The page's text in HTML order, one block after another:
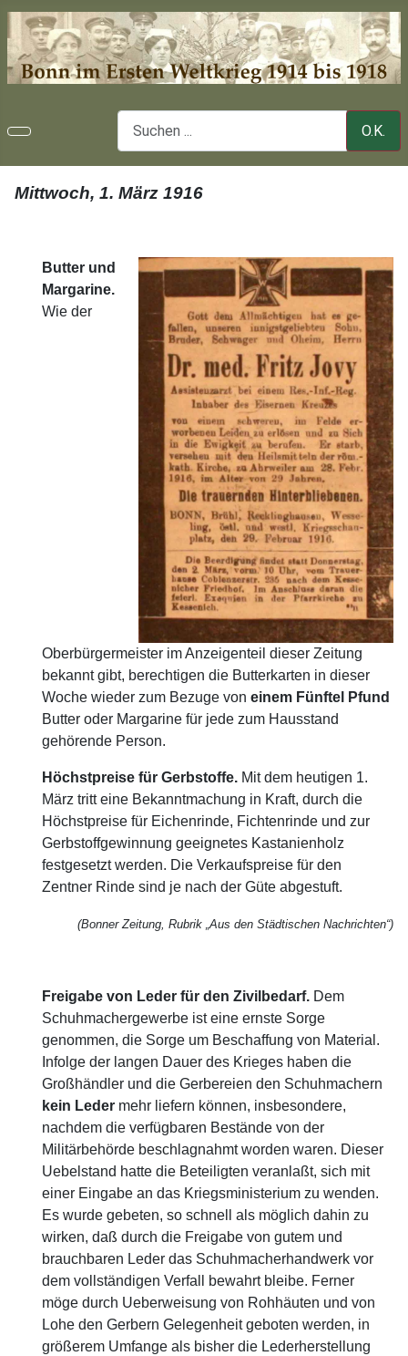
O.K.
Mittwoch, 1. März 1916
Butter und
Margarine.
Wie der
Oberbürgermeister im Anzeigenteil dieser Zeitung
bekannt gibt, berechtigen die Butterkarten in dieser
Woche wieder zum Bezuge von einem Fünftel Pfund
Butter oder Margarine für jede zum Hausstand
gehörende Person.
Höchstpreise für Gerbstoffe. Mit dem heutigen 1.
März tritt eine Bekanntmachung in Kraft, durch die
Höchstpreise für Eichenrinde, Fichtenrinde und zur
Gerbstoffgewinnung geeignetes Kastanienholz
festgesetzt werden. Die Verkaufspreise für den
Zentner Rinde sind je nach der Güte abgestuft.
(Bonner Zeitung, Rubrik „Aus den Städtischen Nachrichten“)
Freigabe von Leder für den Zivilbedarf. Dem
Schuhmachergewerbe ist eine ernste Sorge
genommen, die Sorge um Beschaffung von Material.
Infolge der langen Dauer des Krieges haben die
Großhändler und die Gerbereien den Schuhmachern
kein Leder mehr liefern können, insbesondere,
nachdem die verfügbaren Bestände von der
Militärbehörde beschlagnahmt worden waren. Dieser
Uebelstand hatte die Beteiligten veranlaßt, sich mit
einer Eingabe an das Kriegsministerium zu wenden.
Es wurde gebeten, so schnell als möglich dahin zu
wirken, daß durch die Freigabe von gutem und
brauchbaren Leder das Schuhmacherhandwerk vor
dem vollständigen Verfall bewahrt bleibe. Ferner
möge durch Ueberweisung von Rohhäuten und von
Lohe den Gerbern Gelegenheit geboten werden, in
größerem Umfange als bisher die Lederherstellung